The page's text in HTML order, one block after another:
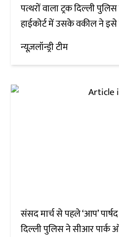
पत्थरों वाला ट्रक दिल्ली
हाईकोर्ट में उसके वकील ने इसे
न्यूज़लॉन्ड्री टीम
संसद मार्च से पहले ‘आप’
दिल्ली पुलिस ने सीआर पार्क